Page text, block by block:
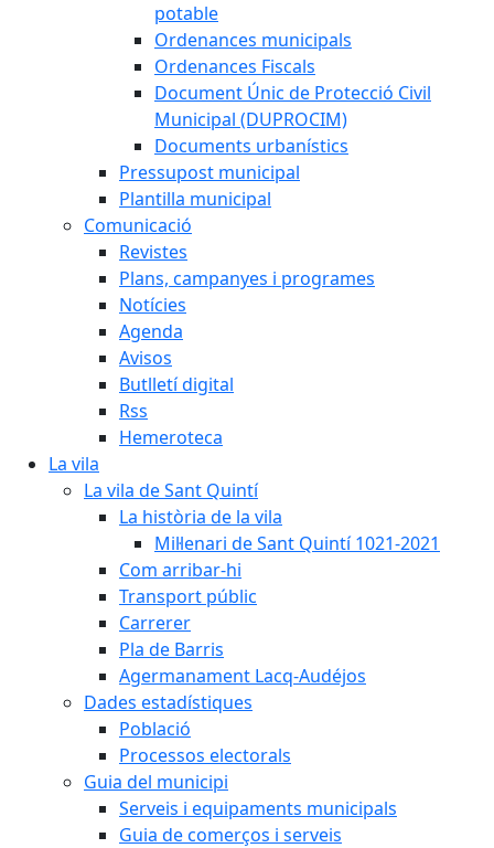
potable
Ordenances municipals
Ordenances Fiscals
Document Únic de Protecció Civil
Municipal (DUPROCIM)
Documents urbanístics
Pressupost municipal
Plantilla municipal
Comunicació
Revistes
Plans, campanyes i programes
Notícies
Agenda
Avisos
Butlletí digital
Rss
Hemeroteca
La vila
La vila de Sant Quintí
La història de la vila
Mil·lenari de Sant Quintí 1021-2021
Com arribar-hi
Transport públic
Carrerer
Pla de Barris
Agermanament Lacq-Audéjos
Dades estadístiques
Població
Processos electorals
Guia del municipi
Serveis i equipaments municipals
Guia de comerços i serveis